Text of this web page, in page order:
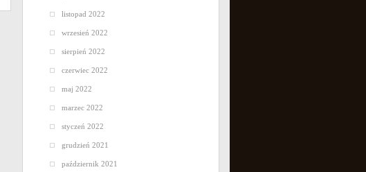
listopad 2022
wrzesień 2022
sierpień 2022
czerwiec 2022
maj 2022
marzec 2022
styczeń 2022
grudzień 2021
październik 2021